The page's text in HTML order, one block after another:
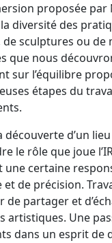
proposée par
diversité des
sculptures ou de
que nous
sur l’équilibre
étapes du
découverte d’un
le rôle que joue
une certaine
et de précision.
de partager et
artistiques. Une
dans un esprit de